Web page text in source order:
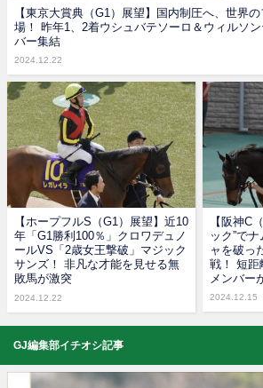
【東京大賞典（G1）展望】国内制圧へ、世界
場！ 昨年1、2着ウシュバテソーロ＆ウィルソ
バー集結
2024.12.22
【ホープフルS（G1）展望】近10
年「G1勝利100％」クロワデュノ
ールVS「2歳女王撃破」マジック
サンズ！ 非凡な才能を見せる無
敗馬が激突
2024.12.22
【阪神C
ック”で
ャを破っ
戦！ 短距
メンバー
2024.12.15
GJ編集部イチオシ記事